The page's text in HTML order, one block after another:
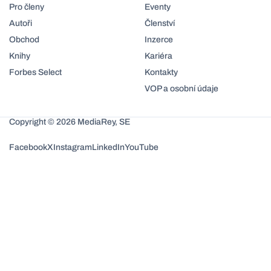
Pro členy
Autoři
Obchod
Knihy
Forbes Select
Eventy
Členství
Inzerce
Kariéra
Kontakty
VOP a osobní údaje
Copyright © 2026 MediaRey, SE
FacebookXInstagramLinkedInYouTube